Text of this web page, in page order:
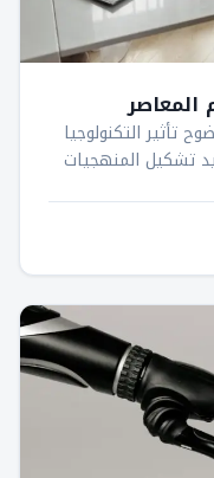
المعاصر
تأثير التكنولوجيا
تشكيل المنهجيات